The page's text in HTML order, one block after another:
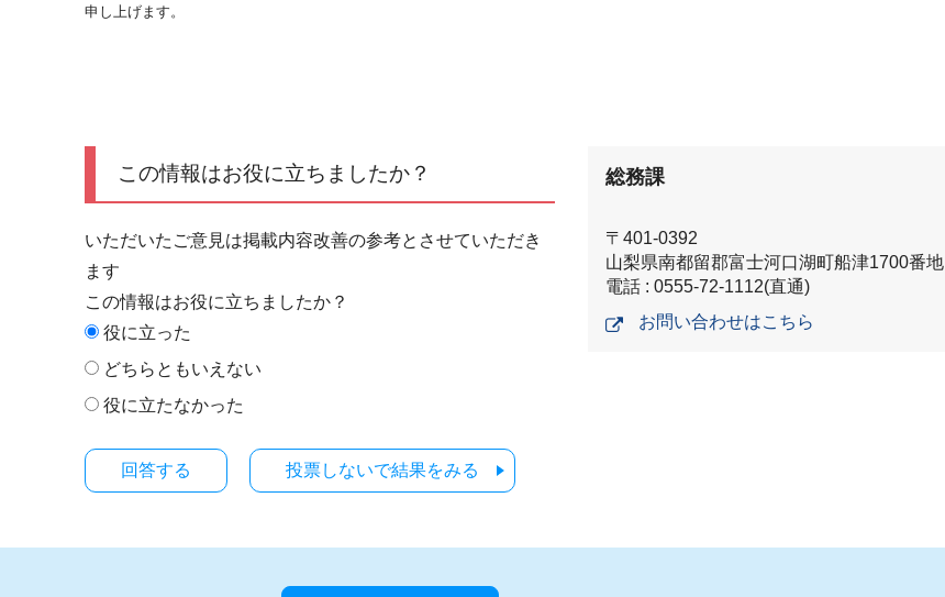
申し上げます。
この情報はお役に立ちましたか？
いただいたご意見は掲載内容改善の参考とさせていただき
ます
この情報はお役に立ちましたか？
役に立った
どちらともいえない
役に立たなかった
投票しないで結果をみる
総務課
〒401-0392
山梨県南都留郡富士河口湖町船津1700番地
電話 : 0555-72-1112(直通)
お問い合わせはこちら